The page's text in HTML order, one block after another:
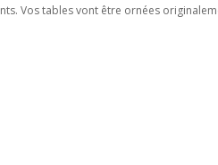
Vos tables vont être ornées